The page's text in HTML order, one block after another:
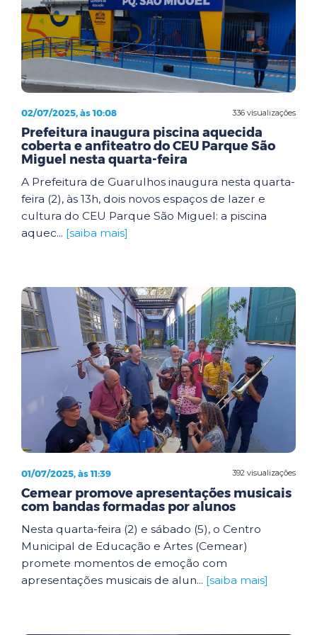
336 visualizações
02/07/2025, às 10:08
Prefeitura inaugura piscina aquecida
coberta e anfiteatro do CEU Parque São
Miguel nesta quarta-feira
A Prefeitura de Guarulhos inaugura nesta quarta-
feira (2), às 13h, dois novos espaços de lazer e
cultura do CEU Parque São Miguel: a piscina
aquec... [saiba mais]
392 visualizações
01/07/2025, às 11:39
Cemear promove apresentações musicais
com bandas formadas por alunos
Nesta quarta-feira (2) e sábado (5), o Centro
Municipal de Educação e Artes (Cemear)
promete momentos de emoção com
apresentações musicais de alun... [saiba mais]